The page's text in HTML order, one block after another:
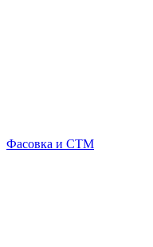
Фасовка и СТМ